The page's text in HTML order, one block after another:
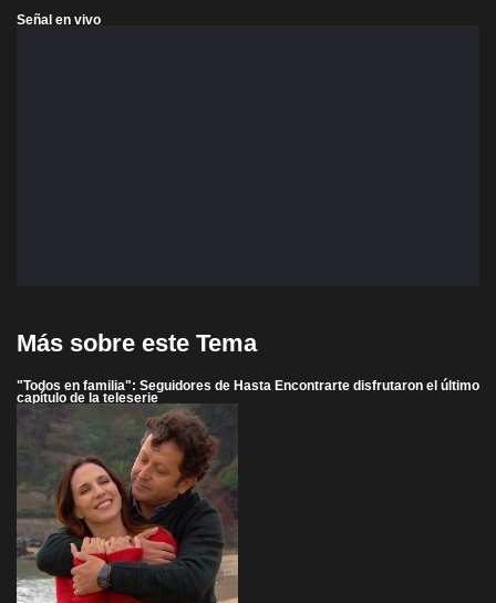
Señal en vivo
Más sobre este Tema
"Todos en familia": Seguidores de Hasta Encontrarte disfrutaron el último
capítulo de la teleserie